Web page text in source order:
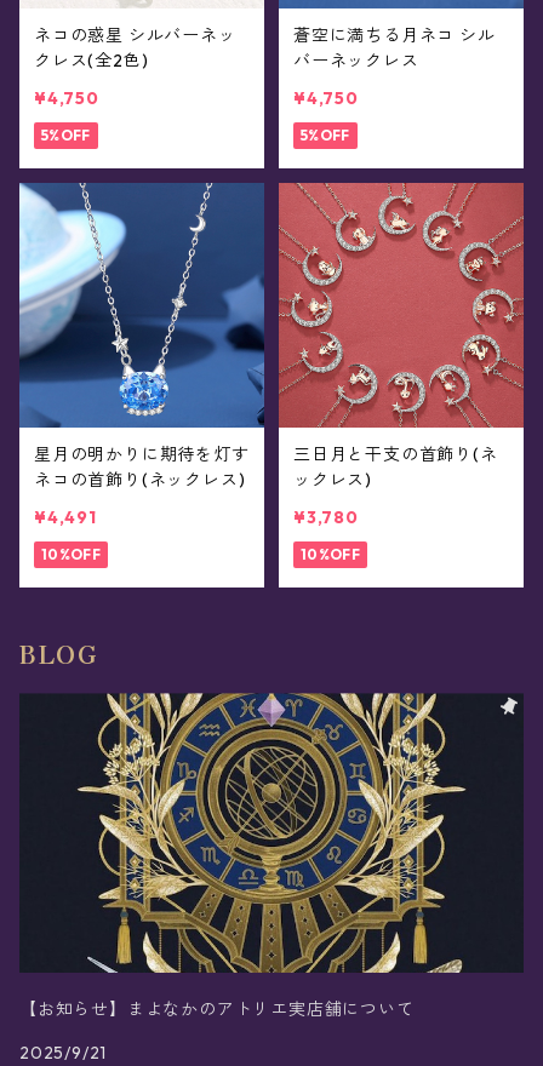
ネコの惑星 シルバーネッ
クレス(全2色)
¥4,750
5%OFF
蒼空に満ちる月ネコ シル
バーネックレス
¥4,750
5%OFF
星月の明かりに期待を灯す
ネコの首飾り(ネックレス)
¥4,491
10%OFF
三日月と干支の首飾り(ネ
ックレス)
¥3,780
10%OFF
BLOG
【お知らせ】まよなかのアトリエ実店舗について
2025/9/21